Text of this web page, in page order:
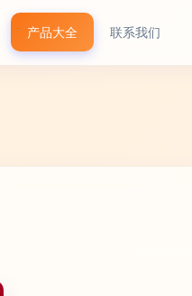
产品大全 联系我们